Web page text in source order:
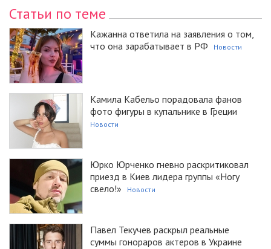
Статьи по теме
Кажанна ответила на заявления о том,
что она зарабатывает в РФ
Новости
Камила Кабельо порадовала фанов
фото фигуры в купальнике в Греции
Новости
Юрко Юрченко гневно раскритиковал
приезд в Киев лидера группы «Ногу
свело!»
Новости
Павел Текучев раскрыл реальные
суммы гонораров актеров в Украине